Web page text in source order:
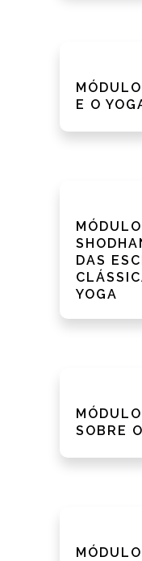
E O
DAS
YOGA
SOBRE